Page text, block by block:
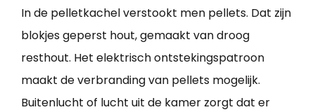
In de pelletkachel verstookt men pellets. Dat zijn
blokjes geperst hout, gemaakt van droog
resthout. Het elektrisch ontstekingspatroon
maakt de verbranding van pellets mogelijk.
Buitenlucht of lucht uit de kamer zorgt dat er